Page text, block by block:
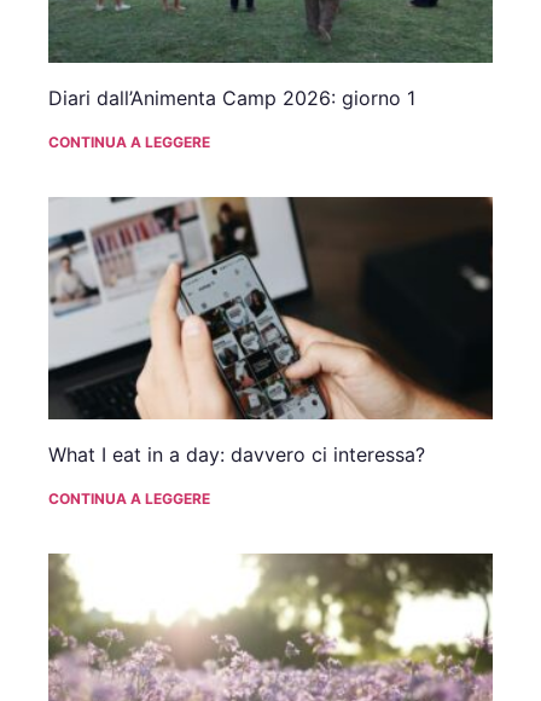
Diari dall’Animenta Camp 2026: giorno 1
CONTINUA A LEGGERE
What I eat in a day: davvero ci interessa?
CONTINUA A LEGGERE